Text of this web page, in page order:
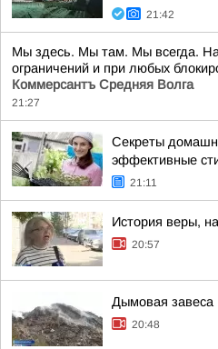
21:42
Мы здесь. Мы там. Мы всегда.
ограничений и при любых
Коммерсантъ Средняя Волга
21:27
Секреты
эффективные
21:11
История веры,
20:57
Дымовая завеса
20:48